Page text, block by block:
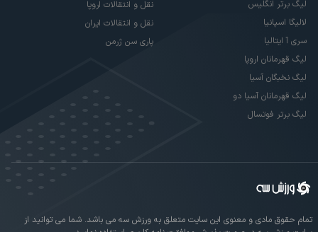
لیگ برتر انگلیس
لالیگا اسپانیا
سری آ ایتالیا
لیگ قهرمانان اروپا
لیگ نخبگان آسیا
لیگ قهرمانان آسیا دو
لیگ برتر فوتسال
نقل و انتقالات اروپا
نقل و انتقالات ایران
پاری سن ژرمن
تمام حقوق مادی و معنوی این سایت متعلق به ورزش سه می باشد. شما می توانید از